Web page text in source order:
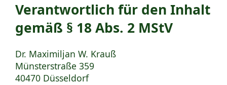
Verantwortlich für den Inhalt
gemäß § 18 Abs. 2 MStV
Dr. Maximiljan W. Krauß
Münsterstraße 359
40470 Düsseldorf